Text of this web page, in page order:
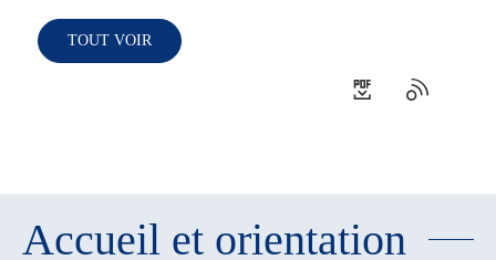
TOUT VOIR
Accueil et orientation